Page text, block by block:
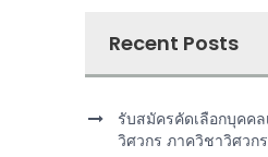
Recent Posts
รับสมัครคัดเลือกบุคค
วิศวกร ภาควิชาวิศวก